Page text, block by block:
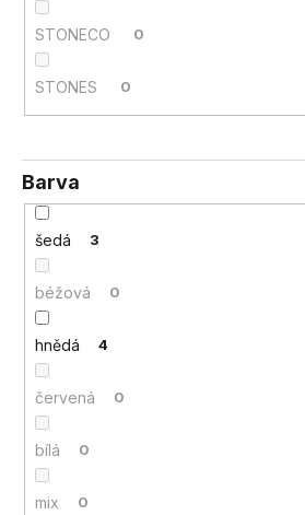
STONECO 0
STONES 0
Barva
šedá 3
béžová 0
hnědá 4
červená 0
bílá 0
mix 0
m